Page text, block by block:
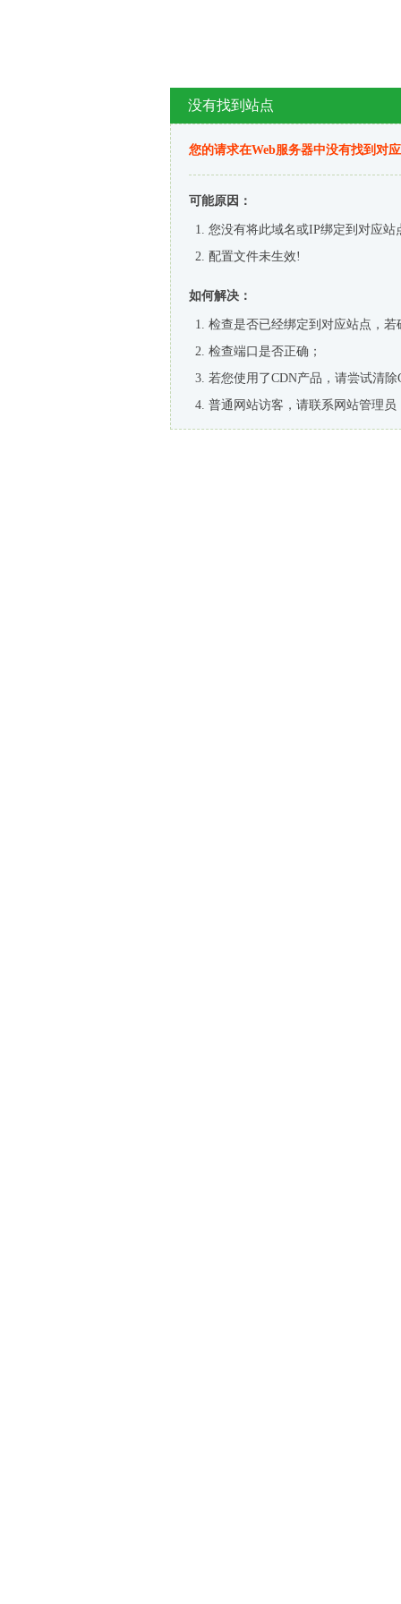
没有找到站点
您的请求在Web服务器中没有找到对
可能原因：
您没有将此域名或IP绑定到对应站
配置文件未生效!
如何解决：
检查是否已经绑定到对应站点，
检查端口是否正确；
若您使用了CDN产品，请尝试清除
普通网站访客，请联系网站管理员